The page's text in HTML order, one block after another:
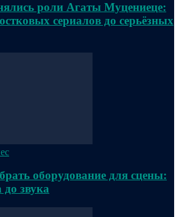
роли Агаты Муцениеце:
сериалов до серьёзных
оборудование для сцены:
до звука